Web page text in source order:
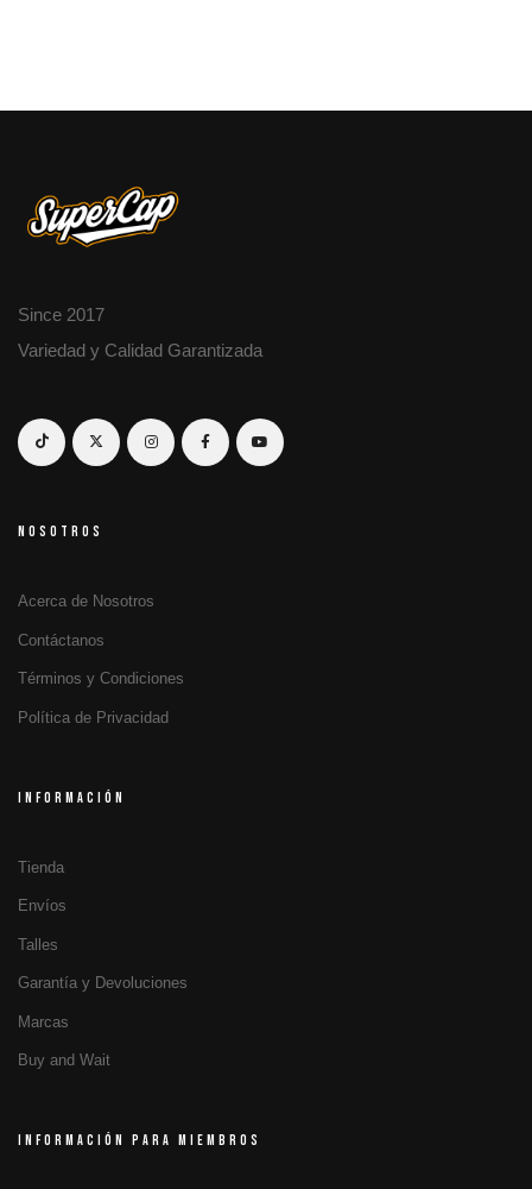
Since 2017
Variedad y Calidad Garantizada
NOSOTROS
Acerca de Nosotros
Contáctanos
Términos y Condiciones
Política de Privacidad
INFORMACIÓN
Tienda
Envíos
Talles
Garantía y Devoluciones
Marcas
Buy and Wait
INFORMACIÓN PARA MIEMBROS